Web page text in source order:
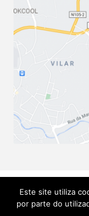
© Soluções Técnicas
Este site utiliza
por parte do